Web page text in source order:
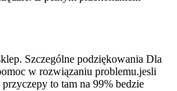
Szczególne podziękowania Dla
w rozwiązaniu problemu.jesli
to tam na 99% bedzie